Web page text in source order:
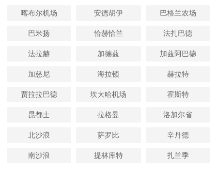
喀布尔机场 安德胡伊 巴格兰农场
巴米扬 恰赫恰兰 法扎巴德
法拉赫 加德兹 加兹阿巴德
加慈尼 海拉顿 赫拉特
贾拉拉巴德 坎大哈机场 霍斯特
昆都士 拉格曼 洛加尔省
北沙浪 萨罗比 辛丹德
南沙浪 提林库特 扎兰季